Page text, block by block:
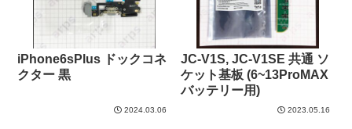
iPhone6sPlus ドックコネ
クター 黒
2024.03.06
JC-V1S, JC-V1SE 共通 ソ
ケット基板 (6~13ProMAX
バッテリー用)
2023.05.16